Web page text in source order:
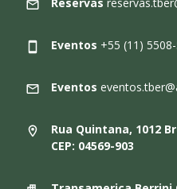
Reservas
Eventos +55 (11)
Eventos
Rua Quintana, 1012
CEP: 04569-903